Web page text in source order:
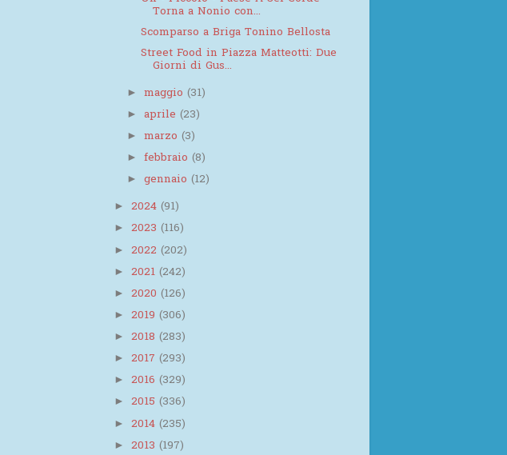
Torna a Nonio con...
Scomparso a Briga Tonino Bellosta
Street Food in Piazza Matteotti: Due
Giorni di Gus...
►maggio(31)
►aprile(23)
►marzo(3)
►febbraio(8)
►gennaio(12)
► 2024 (91)
► 2023 (116)
► 2022 (202)
► 2021 (242)
► 2020 (126)
► 2019 (306)
► 2018 (283)
► 2017 (293)
► 2016 (329)
► 2015 (336)
► 2014 (235)
► 2013 (197)